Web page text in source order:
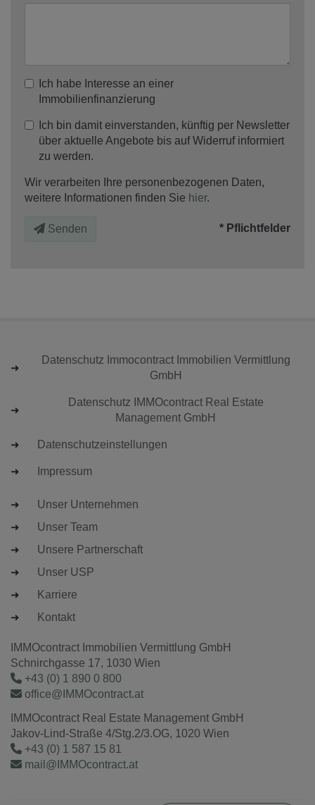
Ich habe Interesse an einer
Immobilienfinanzierung
Ich bin damit einverstanden, künftig per Newsletter
über aktuelle Angebote bis auf Widerruf informiert
zu werden.
Wir verarbeiten Ihre personenbezogenen Daten,
weitere Informationen finden Sie hier.
Senden * Pflichtfelder
Datenschutz Immocontract Immobilien Vermittlung
GmbH
Datenschutz IMMOcontract Real Estate
Management GmbH
Datenschutzeinstellungen
Impressum
Unser Unternehmen
Unser Team
Unsere Partnerschaft
Unser USP
Karriere
Kontakt
IMMOcontract Immobilien Vermittlung GmbH
Schnirchgasse 17, 1030 Wien
+43 (0) 1 890 0 800
office@IMMOcontract.at
IMMOcontract Real Estate Management GmbH
Jakov-Lind-Straße 4/Stg.2/3.OG, 1020 Wien
+43 (0) 1 587 15 81
mail@IMMOcontract.at